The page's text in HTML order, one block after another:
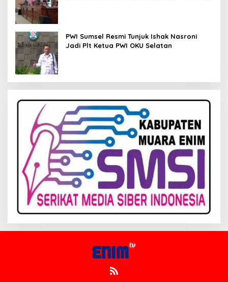
PWI Sumsel Resmi Tunjuk Ishak Nasroni
Jadi Plt Ketua PWI OKU Selatan